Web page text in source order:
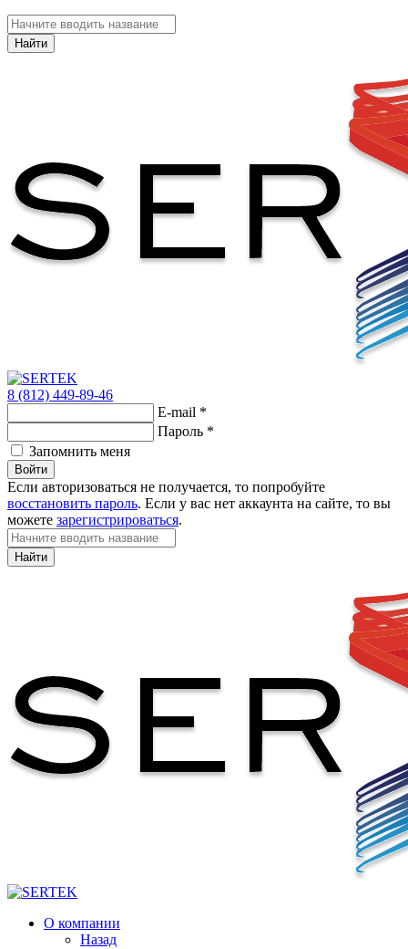
Найти
8 (812) 449-89-46
E-mail *
Пароль *
Запомнить меня
Войти
Если авторизоваться не получается, то попробуйте
восстановить пароль. Если у вас нет аккаунта на сайте, то вы
можете зарегистрироваться.
Найти
О компании
Назад